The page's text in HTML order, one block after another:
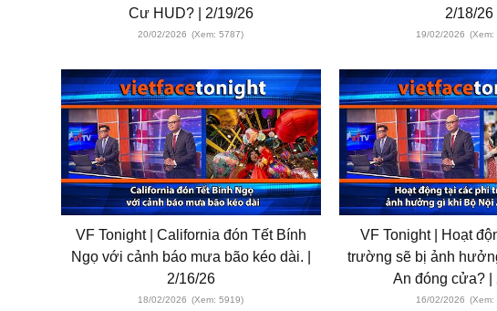
Cư HUD? | 2/19/26
20/02/2026 (Xem: 5787)
2/18/26
19/02/2026 (Xem:
VF Tonight | California đón Tết Bính
Ngọ với cảnh báo mưa bão kéo dài. |
2/16/26
18/02/2026 (Xem: 5919)
VF Tonight | Hoạt
trường sẽ bị ảnh
An đóng cửa? |
16/02/2026 (Xem: